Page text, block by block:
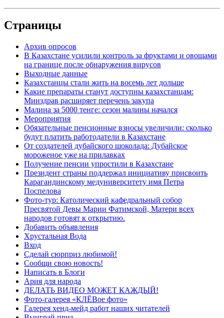
Страницы
Архив опросов
В Казахстане усилили контроль за фруктами и овощами
на границе после обнаружения вирусов
Выходные данные
Казахстанцы стали жить на восемь лет дольше
Какие препараты станут доступны казахстанцам:
Минздрав расширяет перечень закупа
Малина за 5000 тенге: сезон малины начался
Мероприятия
Обязательные пенсионные взносы увеличили: сколько
будут платить работодатели в Казахстане
От создателей дубайского шоколада: Дубайское
мороженое уже на прилавках
Получение пенсии упростили в Казахстане
Президент страны поддержал инициативу присвоить
Карагандинскому медуниверситету имя Петра
Поспелова
Фото-тур: Католический кафедральный собор
Пресвятой Девы Марии Фатимской, Матери всех
народов готовят к открытию.
Добавить объявления
Хрустальная Вода
Вход
Сделай сюрприз любимой!
Сообщи свою новость!
Написать в Блоги
Ария для народа
ДЕЛАТЬ ВИДЕО МОЖЕТ КАЖДЫЙ!
Фото-галерея «КЛЁВое фото»
Галерея хенд-мейд работ наших читателей